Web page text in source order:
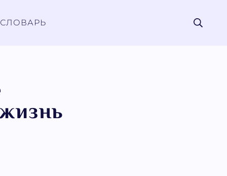
СЛОВАРЬ